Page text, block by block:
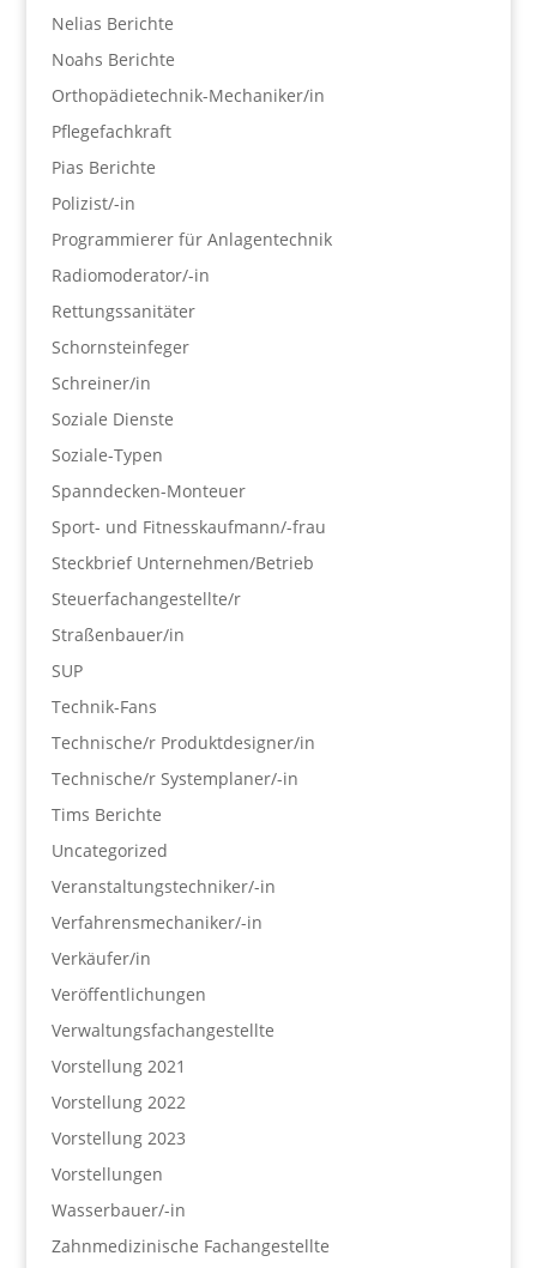
Nelias Berichte
Noahs Berichte
Orthopädietechnik-Mechaniker/in
Pflegefachkraft
Pias Berichte
Polizist/-in
Programmierer für Anlagentechnik
Radiomoderator/-in
Rettungssanitäter
Schornsteinfeger
Schreiner/in
Soziale Dienste
Soziale-Typen
Spanndecken-Monteuer
Sport- und Fitnesskaufmann/-frau
Steckbrief Unternehmen/Betrieb
Steuerfachangestellte/r
Straßenbauer/in
SUP
Technik-Fans
Technische/r Produktdesigner/in
Technische/r Systemplaner/-in
Tims Berichte
Uncategorized
Veranstaltungstechniker/-in
Verfahrensmechaniker/-in
Verkäufer/in
Veröffentlichungen
Verwaltungsfachangestellte
Vorstellung 2021
Vorstellung 2022
Vorstellung 2023
Vorstellungen
Wasserbauer/-in
Zahnmedizinische Fachangestellte